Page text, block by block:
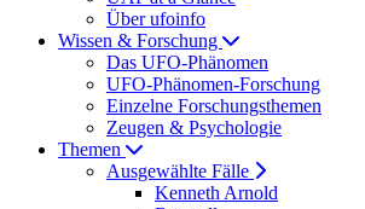
Über ufoinfo
Wissen & Forschung
Das UFO-Phänomen
UFO-Phänomen-Forschung
Einzelne Forschungsthemen
Zeugen & Psychologie
Themen
Ausgewählte Fälle
Kenneth Arnold